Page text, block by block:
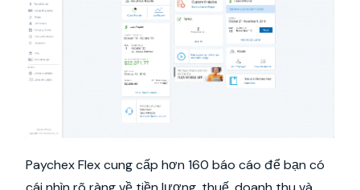
Paychex Flex cung cấp hơn 160 báo cáo để bạn có